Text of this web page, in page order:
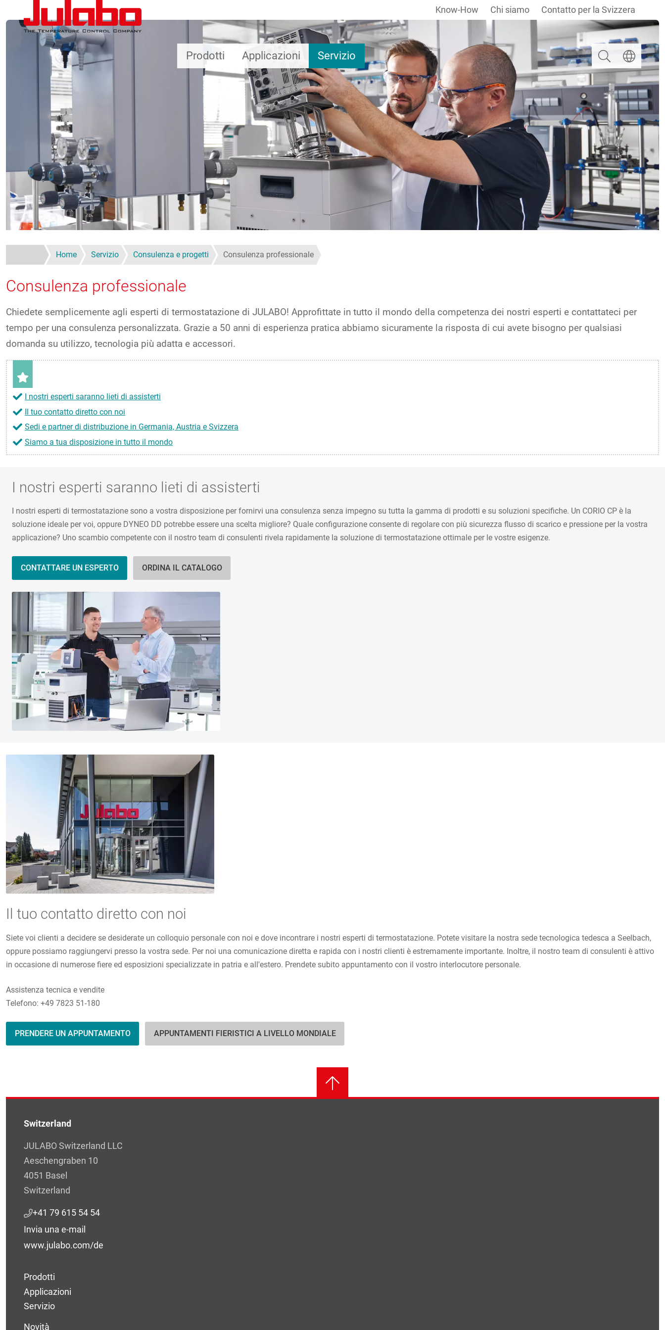
Salta al contenuto principale
Prodotti Applicazioni Servizio
Know-How Chi siamo Contatto per la Svizzera
Ricerca Selezionare
Home Servizio Consulenza e progetti Consulenza professionale
Consulenza professionale
Chiedete semplicemente agli esperti di termostatazione di JULABO! Approfittate in tutto il mondo della competenza dei nostri esperti e contattateci per
tempo per una consulenza personalizzata. Grazie a 50 anni di esperienza pratica abbiamo sicuramente la risposta di cui avete bisogno per qualsiasi
domanda su utilizzo, tecnologia più adatta e accessori.
I nostri esperti saranno lieti di assisterti
Il tuo contatto diretto con noi
Sedi e partner di distribuzione in Germania, Austria e Svizzera
Siamo a tua disposizione in tutto il mondo
I nostri esperti saranno lieti di assisterti
I nostri esperti di termostatazione sono a vostra disposizione per fornirvi una consulenza senza impegno su tutta la gamma di prodotti e su soluzioni specifiche. Un CORIO CP è la
soluzione ideale per voi, oppure DYNEO DD potrebbe essere una scelta migliore? Quale configurazione consente di regolare con più sicurezza flusso di scarico e pressione per la vostra
applicazione? Uno scambio competente con il nostro team di consulenti rivela rapidamente la soluzione di termostatazione ottimale per le vostre esigenze.
CONTATTARE UN ESPERTO ORDINA IL CATALOGO
Il tuo contatto diretto con noi
Siete voi clienti a decidere se desiderate un colloquio personale con noi e dove incontrare i nostri esperti di termostatazione. Potete visitare la nostra sede tecnologica tedesca a Seelbach,
oppure possiamo raggiungervi presso la vostra sede. Per noi una comunicazione diretta e rapida con i nostri clienti è estremamente importante. Inoltre, il nostro team di consulenti è attivo
in occasione di numerose fiere ed esposizioni specializzate in patria e all'estero. Prendete subito appuntamento con il vostro interlocutore personale.
Assistenza tecnica e vendite
Telefono: +49 7823 51-180
PRENDERE UN APPUNTAMENTO APPUNTAMENTI FIERISTICI A LIVELLO MONDIALE
Switzerland
JULABO Switzerland LLC
Aeschengraben 10
4051 Basel
Switzerland
+41 79 615 54 54
Invia una e-mail
www.julabo.com/de
Prodotti
Applicazioni
Servizio
Novità